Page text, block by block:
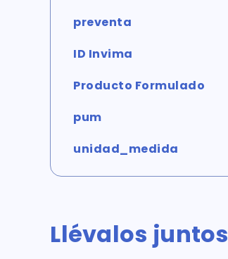
preventa
ID Invima
Producto Formulado
pum
unidad_medida
Llévalos juntos